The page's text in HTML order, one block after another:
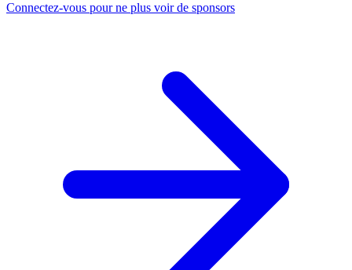
Connectez-vous pour ne plus voir de sponsors